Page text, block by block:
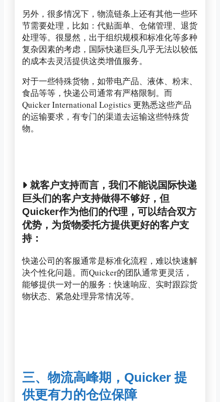
另外，很多情况下，物流链条上还有其他一些环
节需要处理，比如：代贴面单、仓储管理、退货
处理等。很显然，出于组织规模和标准化等多种
复杂因素的考虑，国际快递巨头几乎无法以较低
的成本去灵活提供这类增值服务。
对于一些特殊货物，如带电产品、液体、粉末、
食品等等，快递公司通常有严格限制。而
Quicker International Logistics 更熟悉这些产品
的运输要求，有专门的渠道去运输这些特殊货
物。
就客户支持而言，我们不能说国际快递
巨头们的客户支持做得不够好，但
Quicker作为他们的代理，可以结合双方
优势，为货物委托方提供更好的客户支
持：
快递公司的客服通常是标准化流程，难以快速解
决个性化问题。而Quicker的团队通常更灵活，
能够提供一对一的服务：快速响应、实时跟踪货
物状态、紧急处理异常情况等。
三、物流高峰期，Quicker 提
供更有力的仓位保障